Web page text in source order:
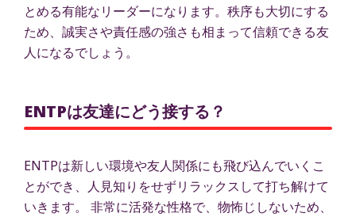
とめる有能なリーダーになります。秩序も大切にする
ため、誠実さや責任感の強さも相まって信頼できる友
人になるでしょう。
ENTPは友達にどう接する？
ENTPは新しい環境や友人関係にも飛び込んでいくこ
とができ、人見知りをせずリラックスして打ち解けて
いきます。 非常に活発な性格で、物怖じしないため、